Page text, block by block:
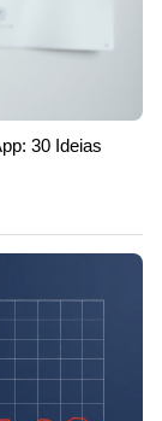
30 Ideias